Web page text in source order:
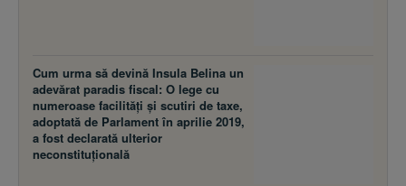
Cum urma să devină Insula Belina un
adevărat paradis fiscal: O lege cu
numeroase facilităţi şi scutiri de taxe,
adoptată de Parlament în aprilie 2019,
a fost declarată ulterior
neconstituţională